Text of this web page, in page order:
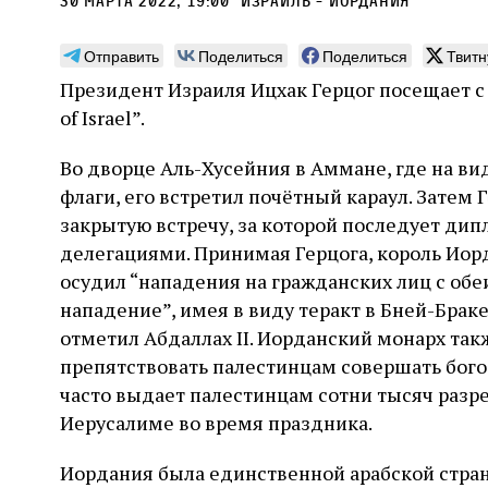
Отправить Поделиться Поделиться
Президент Израиля Ицхак Герцог посещает
of Israel”.
Во дворце Аль-Хусейния в Аммане, где на
флаги, его встретил почётный караул. Затем
закрытую встречу, за которой последует
делегациями. Принимая Герцога, король
осудил “нападения на гражданских лиц с
нападение”, имея в виду теракт в Бней-
отметил Абдаллах II. Иорданский монарх
препятствовать палестинцам совершать
часто выдает палестинцам сотни тысяч
Иерусалиме во время праздника.
Иордания была единственной арабской
неделя, изменившая
судьбу еврейского ишува
Примерно за полторы недели до начала
погромов Ребе совершал поездку по святым
местам Эрец‑Исраэль. Он посетил, в
частности, Пещеру праотцев и Западную
стену. Он, несомненно, почувствовал
необычайное напряжение и сознательно
отказался приходить к Стене в Тиша бе‑Ав,
чтобы не собирать вокруг себя большое
количество хасидов и жителей города и тем
самым не усиливать напряжённость
5 августа Проверено временем
Александр
Ицкович
и
По
тела
день
2